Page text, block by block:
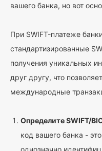
вашего банка, но вот
При SWIFT-платеже
стандартизированные
получения уникальных
друг другу, что
международные
Определите SWIFT/
код вашего банка -
однозначно